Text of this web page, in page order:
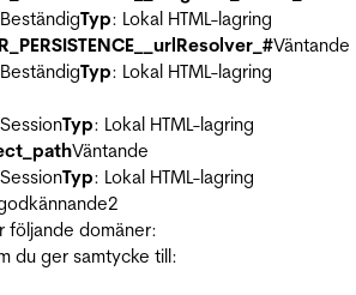
Typ: Lokal HTML-lagring
Väntande
Typ: Lokal HTML-lagring
Typ: Lokal HTML-lagring
Väntande
Typ: Lokal HTML-lagring
2
följande domäner:
du ger samtycke till: